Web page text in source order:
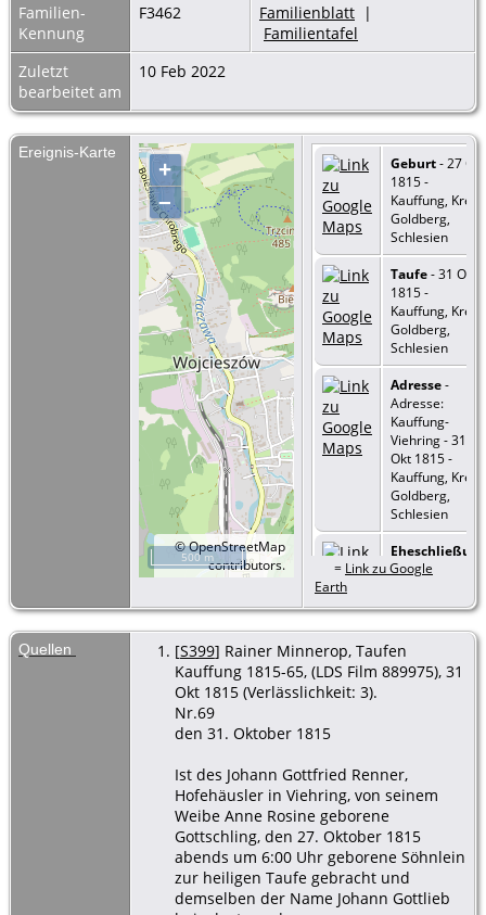
Familien-
Kennung
F3462 Familienblatt |
Familientafel
Zuletzt
bearbeitet am
10 Feb 2022
Ereignis-Karte
+
–
©OpenStreetMap
contributors.
500 m
Geburt- 27 Okt
1815 -
Kauffung, Kreis
Goldberg,
Schlesien
Taufe- 31 Okt
1815 -
Kauffung, Kreis
Goldberg,
Schlesien
Adresse-
Adresse:
Kauffung-
Viehring - 31
Okt 1815 -
Kauffung, Kreis
Goldberg,
Schlesien
Eheschließung
- Typ: Ehe - 24
Kauffung, Kreis
= Link zu Google
Earth
Quellen [S399] Rainer Minnerop, Taufen
Kauffung 1815-65, (LDS Film 889975), 31
Okt 1815 (Verlässlichkeit: 3).
Nr.69
den 31. Oktober 1815
Ist des Johann Gottfried Renner,
Hofehäusler in Viehring, von seinem
Weibe Anne Rosine geborene
Gottschling, den 27. Oktober 1815
abends um 6:00 Uhr geborene Söhnlein
zur heiligen Taufe gebracht und
demselben der Name Johann Gottlieb